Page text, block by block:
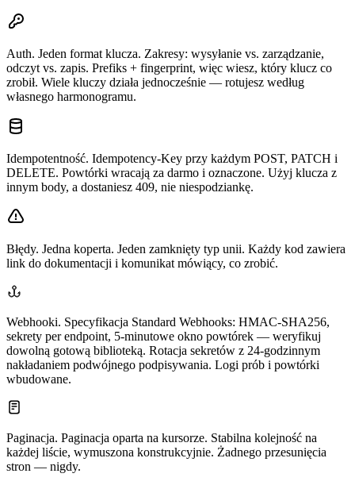
Auth. Jeden format klucza. Zakresy: wysyłanie vs. zarządzanie,
odczyt vs. zapis. Prefiks + fingerprint, więc wiesz, który klucz co
zrobił. Wiele kluczy działa jednocześnie — rotujesz według
własnego harmonogramu.
Idempotentność. Idempotency-Key przy każdym POST, PATCH i
DELETE. Powtórki wracają za darmo i oznaczone. Użyj klucza z
innym body, a dostaniesz 409, nie niespodziankę.
Błędy. Jedna koperta. Jeden zamknięty typ unii. Każdy kod zawiera
link do dokumentacji i komunikat mówiący, co zrobić.
Webhooki. Specyfikacja Standard Webhooks: HMAC-SHA256,
sekrety per endpoint, 5-minutowe okno powtórek — weryfikuj
dowolną gotową biblioteką. Rotacja sekretów z 24-godzinnym
nakładaniem podwójnego podpisywania. Logi prób i powtórki
wbudowane.
Paginacja. Paginacja oparta na kursorze. Stabilna kolejność na
każdej liście, wymuszona konstrukcyjnie. Żadnego przesunięcia
stron — nigdy.